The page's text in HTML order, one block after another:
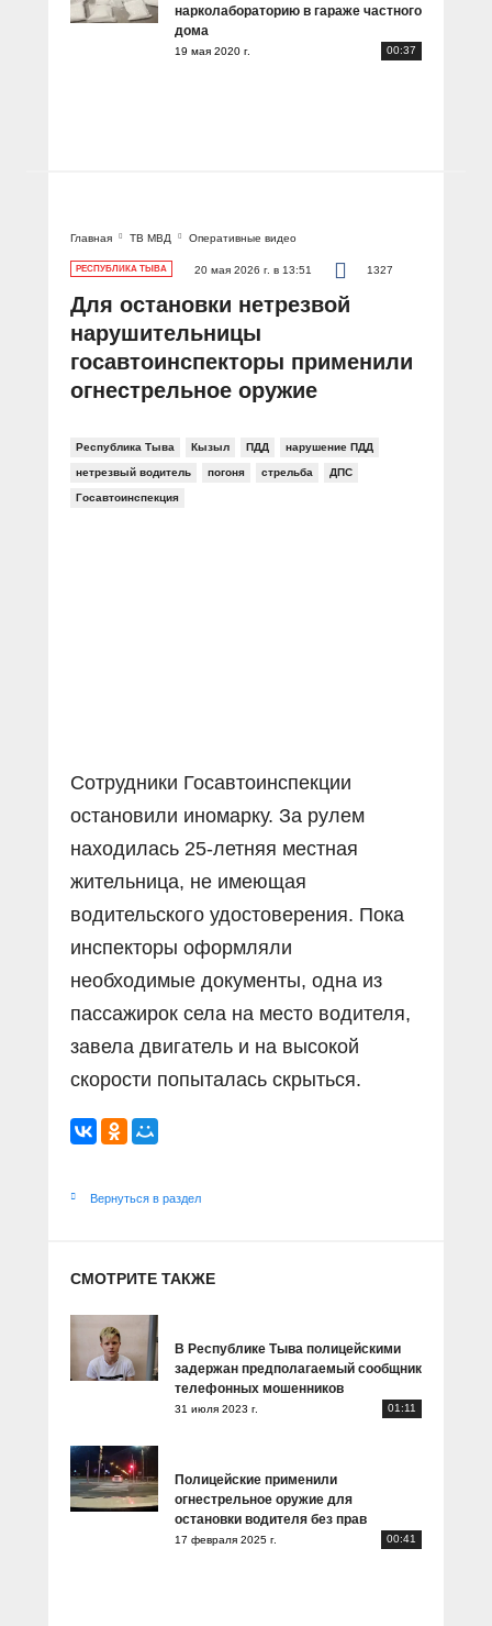
нарколабораторию в гараже частного
дома
19 мая 2020 г. 00:37
Главная ТВ МВД Оперативные видео
РЕСПУБЛИКА ТЫВА 20 мая 2026 г. в 13:51 1327
Для остановки нетрезвой
нарушительницы
госавтоинспекторы применили
огнестрельное оружие
Республика Тыва Кызыл ПДД нарушение ПДД
нетрезвый водитель погоня стрельба ДПС
Госавтоинспекция
Сотрудники Госавтоинспекции
остановили иномарку. За рулем
находилась 25-летняя местная
жительница, не имеющая
водительского удостоверения. Пока
инспекторы оформляли
необходимые документы, одна из
пассажирок села на место водителя,
завела двигатель и на высокой
скорости попыталась скрыться.
Вернуться в раздел
СМОТРИТЕ ТАКЖЕ
В Республике Тыва полицейскими
задержан предполагаемый сообщник
телефонных мошенников
31 июля 2023 г. 01:11
Полицейские применили
огнестрельное оружие для
остановки водителя без прав
17 февраля 2025 г. 00:41